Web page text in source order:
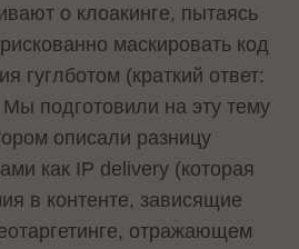
о клоакинге, пытаясь
маскировать код
гуглботом (краткий ответ:
Мы подготовили на эту тему
описали разницу
как IP delivery (которая
в контенте, зависящие
отражающем